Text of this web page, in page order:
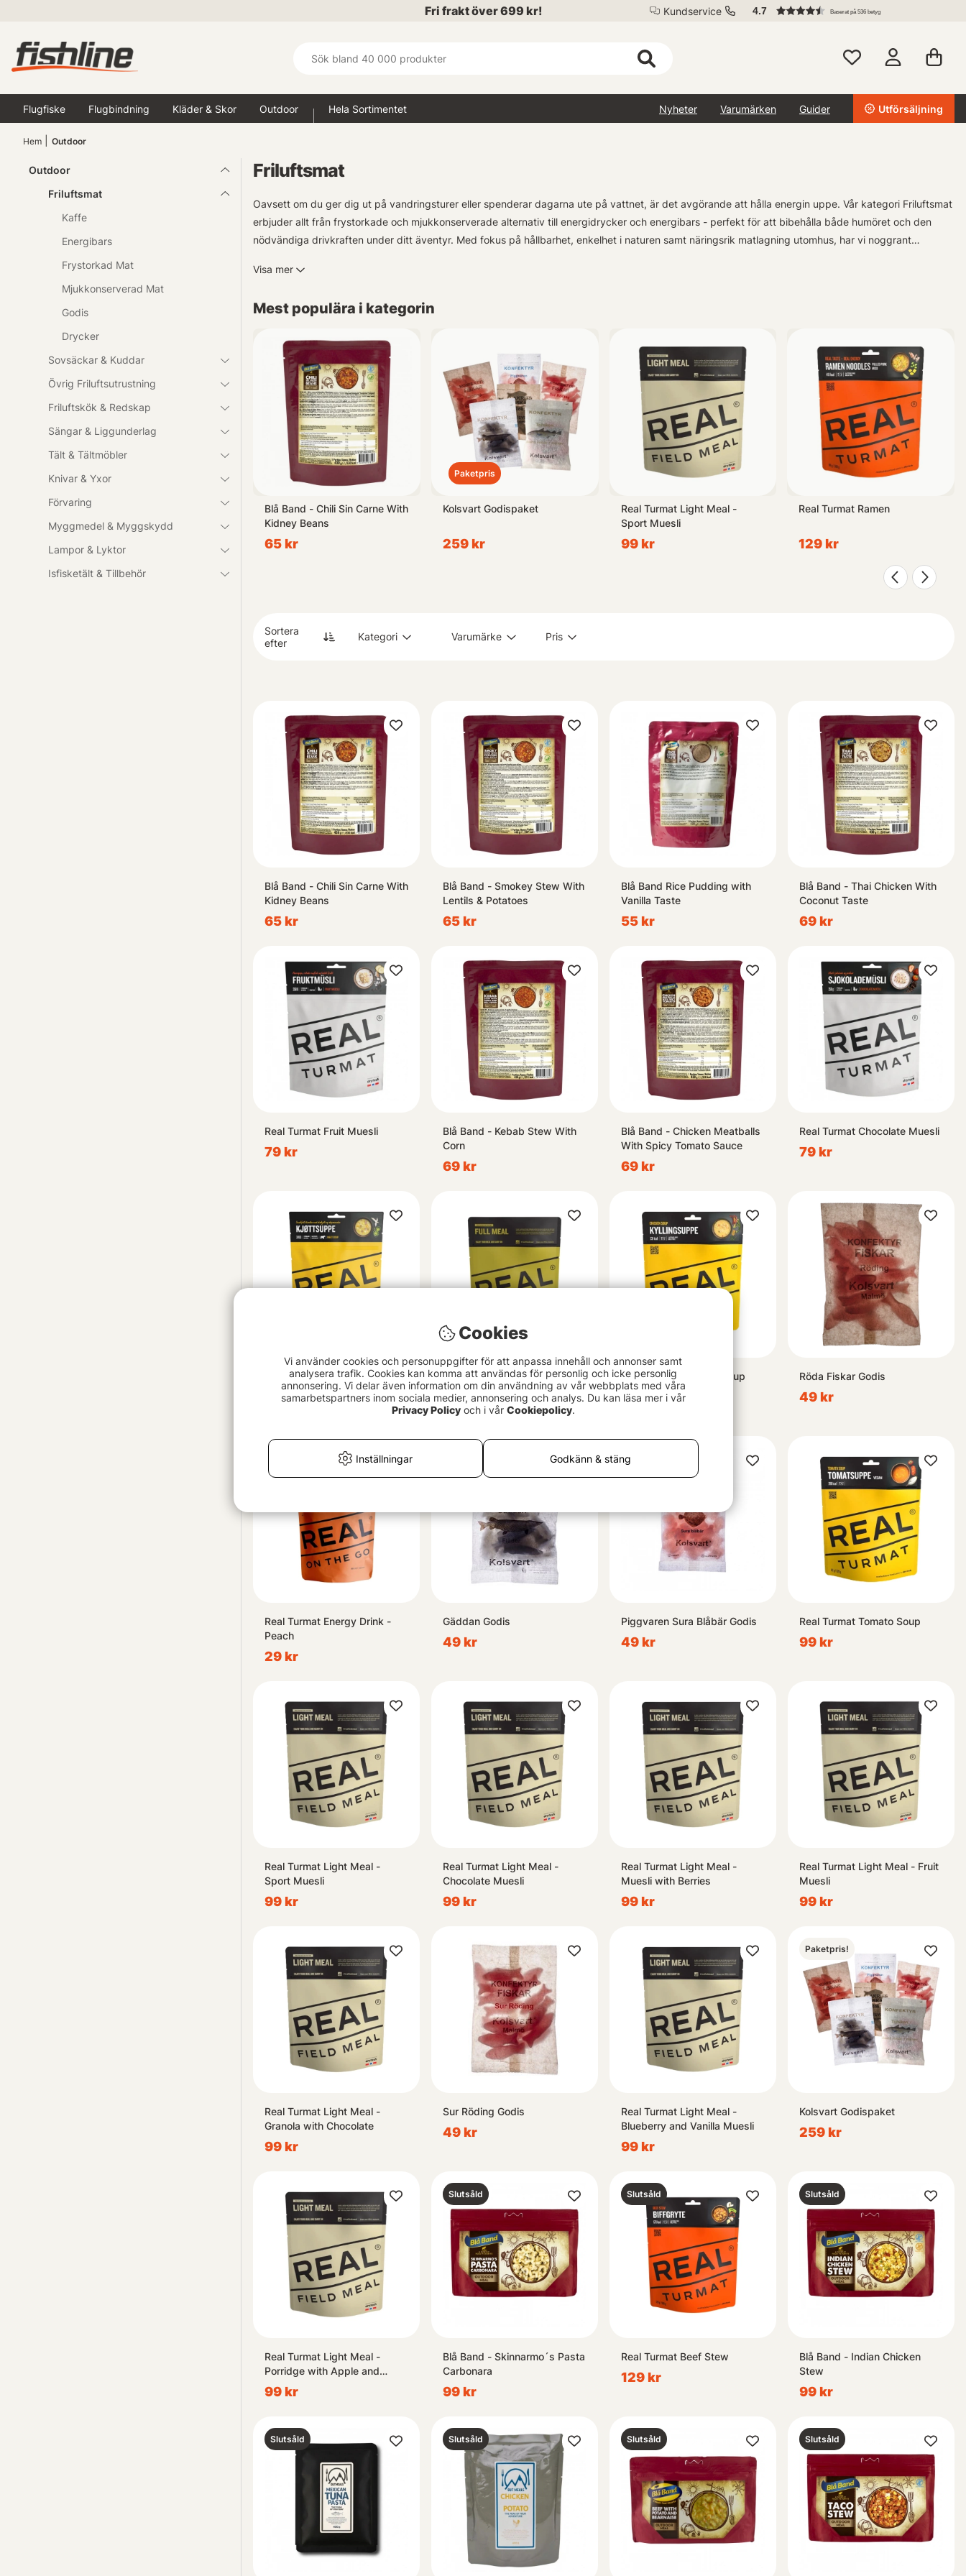
Fri frakt över 699 kr! Kundservice 4.7 Baserat på 536 betyg
Flugfiske Flugbindning Kläder & Skor Outdoor Hela Sortimentet Nyheter Varumärken Guider Utförsäljning
Hem Outdoor
Outdoor
Friluftsmat
Kaffe
Energibars
Frystorkad Mat
Mjukkonserverad Mat
Godis
Drycker
Sovsäckar & Kuddar
Övrig Friluftsutrustning
Friluftskök & Redskap
Sängar & Liggunderlag
Tält & Tältmöbler
Knivar & Yxor
Förvaring
Myggmedel & Myggskydd
Lampor & Lyktor
Isfisketält & Tillbehör
Friluftsmat
Oavsett om du ger dig ut på vandringsturer eller spenderar dagarna ute på vattnet, är det avgörande att hålla energin uppe. Vår kategori Friluftsmat
erbjuder allt från frystorkade och mjukkonserverade alternativ till energidrycker och energibars - perfekt för att bibehålla både humöret och den
nödvändiga drivkraften under ditt äventyr. Med fokus på hållbarhet, enkelhet i naturen samt näringsrik matlagning utomhus, har vi noggrant
Visa mer
Mest populära i kategorin
Piggvaren Sura Blåbär Godis
49 kr
Blå Band - Chili Sin Carne With
Kidney Beans
65 kr
Paketpris
Kolsvart Godispaket
259 kr
Real Turmat Light Meal -
Sport Muesli
99 kr
Real Turmat Ramen
129 kr
Sortera
efter
Kategori Varumärke Pris
Blå Band - Chili Sin Carne With
Kidney Beans
65 kr
Blå Band - Smokey Stew With
Lentils & Potatoes
65 kr
Blå Band Rice Pudding with
Vanilla Taste
55 kr
Blå Band - Thai Chicken With
Coconut Taste
69 kr
Real Turmat Fruit Muesli
79 kr
Blå Band - Kebab Stew With
Corn
69 kr
Blå Band - Chicken Meatballs
With Spicy Tomato Sauce
69 kr
Real Turmat Chocolate Muesli
79 kr
Real Turmat Beef Soup
99 kr
Real Turmat Full Meal - Chili
Stew Vegan
129 kr
Real Turmat Chicken Soup
99 kr
Röda Fiskar Godis
49 kr
Real Turmat Energy Drink -
Peach
29 kr
Gäddan Godis
49 kr
Piggvaren Sura Blåbär Godis
49 kr
Real Turmat Tomato Soup
99 kr
Real Turmat Light Meal -
Sport Muesli
99 kr
Real Turmat Light Meal -
Chocolate Muesli
99 kr
Real Turmat Light Meal -
Muesli with Berries
99 kr
Real Turmat Light Meal - Fruit
Muesli
99 kr
Real Turmat Light Meal -
Granola with Chocolate
99 kr
Sur Röding Godis
49 kr
Real Turmat Light Meal -
Blueberry and Vanilla Muesli
99 kr
Paketpris!
Kolsvart Godispaket
259 kr
Real Turmat Light Meal -
Porridge with Apple and
Cinnamon
99 kr
Slutsåld
Blå Band - Skinnarmo´s Pasta
Carbonara
99 kr
Slutsåld
Real Turmat Beef Stew
129 kr
Slutsåld
Blå Band - Indian Chicken
Stew
99 kr
Slutsåld Slutsåld Slutsåld Slutsåld
Cookies
Vi använder cookies och personuppgifter för att anpassa innehåll och annonser samt
analysera trafik. Cookies kan komma att användas för personlig och icke personlig
annonsering. Vi delar även information om din användning av vår webbplats med våra
samarbetspartners inom sociala medier, annonsering och analys. Du kan läsa mer i vår
Privacy Policyoch i vår Cookiepolicy.
Inställningar Godkänn & stäng